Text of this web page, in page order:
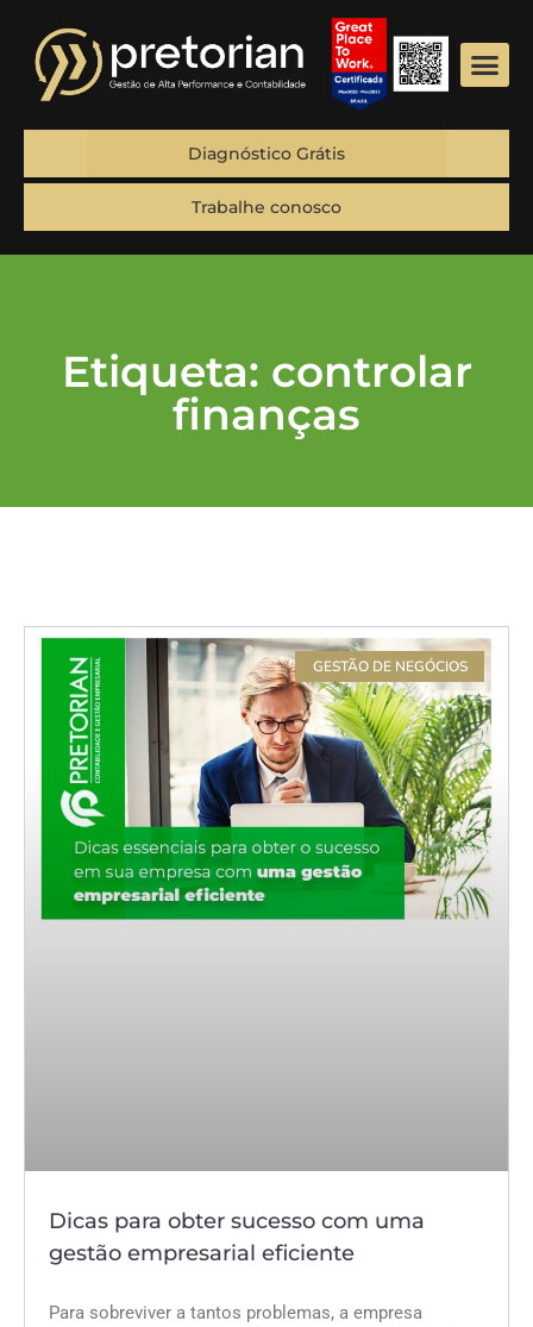
Diagnóstico Grátis
Trabalhe conosco
Etiqueta: controlar
finanças
GESTÃO DE NEGÓCIOS
Dicas para obter sucesso com uma
gestão empresarial eficiente
Para sobreviver a tantos problemas, a empresa